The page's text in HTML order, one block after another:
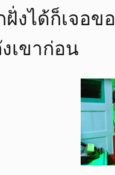
ฝั่งได้ก็เจอ
เขาก่อน